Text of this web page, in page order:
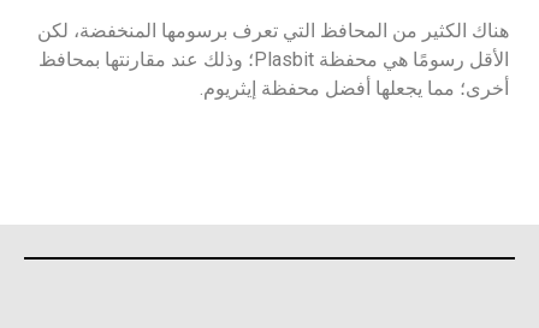
هناك الكثير من المحافظ التي تعرف برسومها المنخفضة، لكن
الأقل رسومًا هي محفظة Plasbit؛ وذلك عند مقارنتها بمحافظ
أخرى؛ مما يجعلها أفضل محفظة إيثريوم.